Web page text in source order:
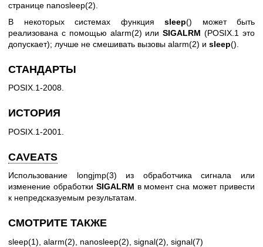
странице nanosleep(2).
В некоторых системах функция sleep() может быть
реализована с помощью alarm(2) илиSIGALRM (POSIX.1 это
допускает); лучше не смешивать вызовы alarm(2) и sleep().
СТАНДАРТЫ
POSIX.1-2008.
ИСТОРИЯ
POSIX.1-2001.
CAVEATS
Использование longjmp(3) из обработчика сигнала или
изменение обработки SIGALRM в момент сна может привести
к непредсказуемым результатам.
СМОТРИТЕ ТАКЖЕ
sleep(1) alarm(2) nanosleep(2) signal(2) signal(7)